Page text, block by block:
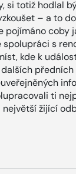
si totiž hodlal
– a to
pojímáno coby
s
kde k
ti
žijící